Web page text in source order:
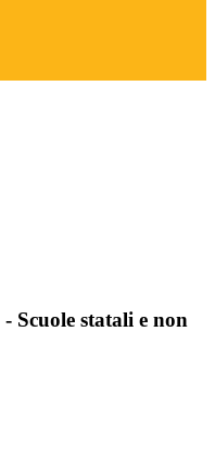
Scuole statali e non